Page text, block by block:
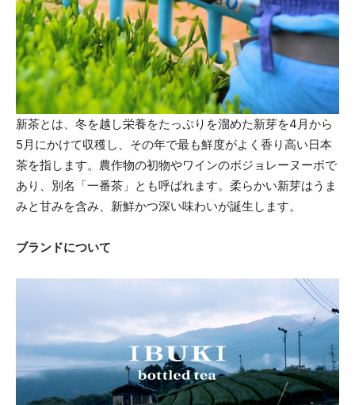
新茶とは、冬を越し栄養をたっぷりを溜めた新芽を4月から
5月にかけて収穫し、その年で最も鮮度がよく香り高い日本
茶を指します。農作物の初物やワインのボジョレーヌーボで
あり、別名「一番茶」とも呼ばれます。柔らかい新芽はうま
みと甘みを含み、新鮮かつ深い味わいが誕生します。
ブランドについて